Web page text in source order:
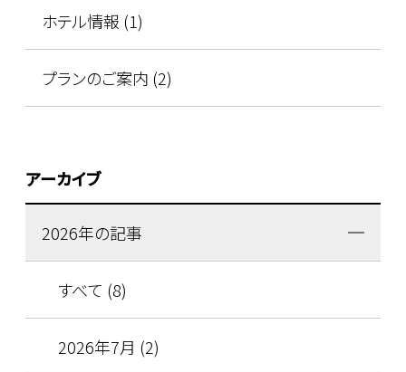
ホテル情報 (1)
プランのご案内 (2)
アーカイブ
2026年の記事
すべて (8)
2026年7月 (2)